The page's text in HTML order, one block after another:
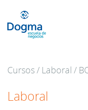
Cursos/ Laboral /
Laboral
próximos